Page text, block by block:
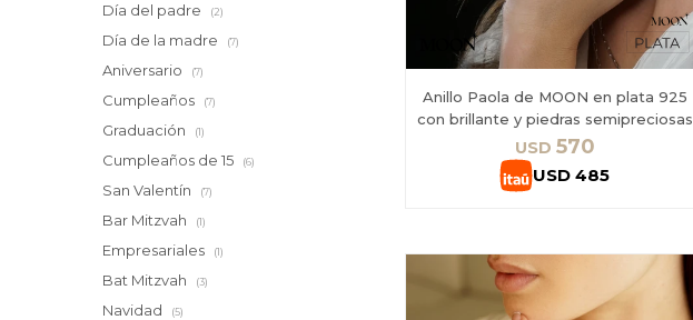
Anillo Paola de MOON en plata 925
con brillante y piedras semipreciosas
USD 570
USD 485
Día del padre (2)
Día de la madre (7)
Aniversario (7)
Cumpleaños (7)
Graduación (1)
Cumpleaños de 15 (6)
San Valentín (7)
Bar Mitzvah (1)
Empresariales (1)
Bat Mitzvah (3)
Navidad (5)